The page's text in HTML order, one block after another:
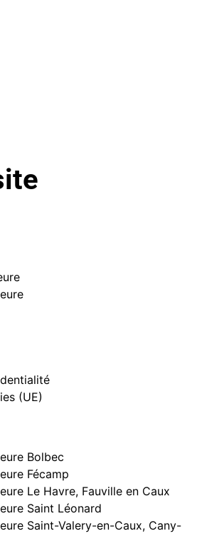
(UE)
Bolbec
Fécamp
Le Havre, Fauville en Caux
Saint Léonard
Saint-Valery-en-Caux, Cany-